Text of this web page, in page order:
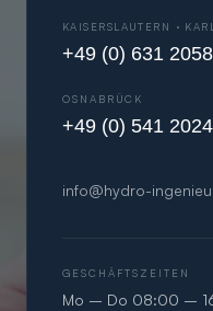
KAISERSLAUTERN ·
+49 (0) 631
OSNABRÜCK
+49 (0) 541
info@hydro-
GESCHÄFTSZEITEN
Mo – Do 08:00 –